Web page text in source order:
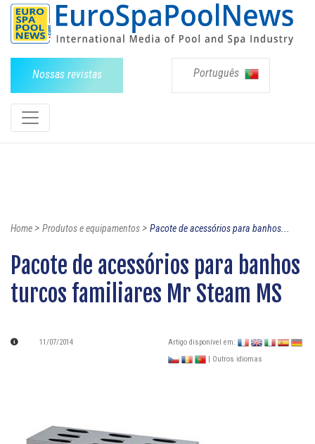
Nossas revistas Português
Home> Produtos e equipamentos> Pacote de acessórios para banhos...
Pacote de acessórios para banhos
turcos familiares Mr Steam MS
11/07/2014
Artigo disponível em:
| Outros idiomas